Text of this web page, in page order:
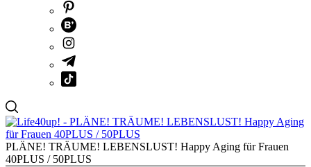
PLÄNE! TRÄUME! LEBENSLUST! Happy Aging für Frauen
40PLUS / 50PLUS